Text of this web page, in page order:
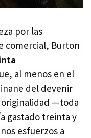
por las
comercial, Burton
al menos en el
del devenir
—toda
gastado treinta y
esfuerzos a